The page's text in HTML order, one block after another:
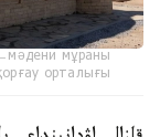
мұраны
орталығы